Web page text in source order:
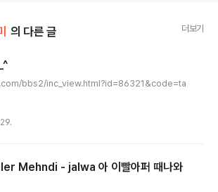
의 다른 글 더보기
bbs2/inc_view.html?id=86321&code=ta
Mehndi - jalwa 아 이빨아퍼 때나와